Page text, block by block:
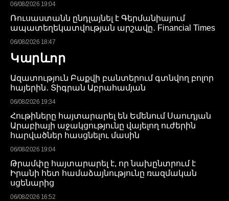
06/08/2026 19:04
Ռուսաստանն ընդլայնել է Գերմանիայում
ապատեղեկատվության արշավը․ Financial Times
06/08/2026 18:47
Կարևոր
Ազատություն Բաքվի բանտերում գտնվող բոլոր
հայերին․ Տիգրան Աբրահամյան
06/08/2026 19:34
Հութիները հայտարարել են Եմենում Սաուդյան
Արաբիայի աջակցությունը վայելող ուժերին
հարվածներ հասցնելու մասին
06/08/2026 19:04
Թրամփը հայտարարել է, որ նախընտրում է
Իրանի հետ համաձայնությունը ռազմական
սցենարից
06/08/2026 16:52